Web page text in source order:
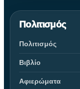
Πολιτισμός
Πολιτισμός
Βιβλίο
Αφιερώματα